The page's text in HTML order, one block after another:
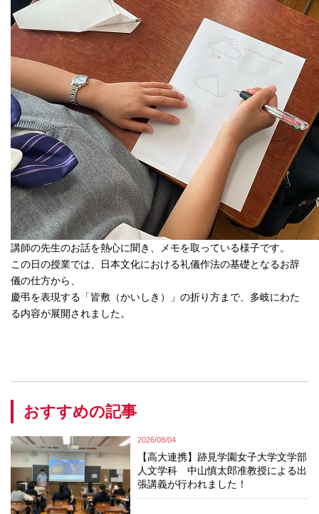
講師の先生のお話を熱心に聞き、メモを取っている様子です。
この日の授業では、日本文化における礼儀作法の基礎となるお辞
儀の仕方から、
慶弔を表現する「皆敷（かいしき）」の折り方まで、多岐にわた
る内容が展開されました。
おすすめの記事
2026/08/04
【高大連携】跡見学園女子大学文学部
人文学科 中山慎太郎准教授による出
張講義が行われました！